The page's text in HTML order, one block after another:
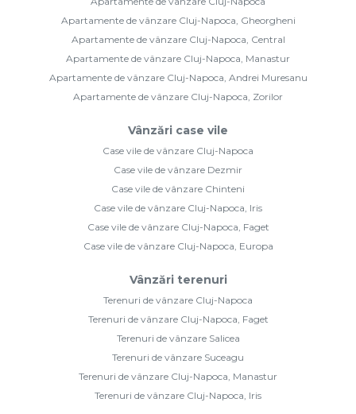
Apartamente de vânzare Cluj-Napoca, Gheorgheni
Apartamente de vânzare Cluj-Napoca, Central
Apartamente de vânzare Cluj-Napoca, Manastur
Apartamente de vânzare Cluj-Napoca, Andrei Muresanu
Apartamente de vânzare Cluj-Napoca, Zorilor
Vânzări case vile
Case vile de vânzare Cluj-Napoca
Case vile de vânzare Dezmir
Case vile de vânzare Chinteni
Case vile de vânzare Cluj-Napoca, Iris
Case vile de vânzare Cluj-Napoca, Faget
Case vile de vânzare Cluj-Napoca, Europa
Vânzări terenuri
Terenuri de vânzare Cluj-Napoca
Terenuri de vânzare Cluj-Napoca, Faget
Terenuri de vânzare Salicea
Terenuri de vânzare Suceagu
Terenuri de vânzare Cluj-Napoca, Manastur
Terenuri de vânzare Cluj-Napoca, Iris